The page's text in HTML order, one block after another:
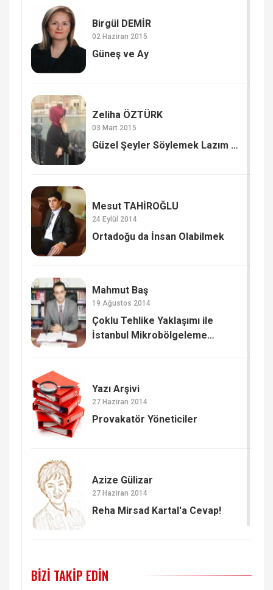
Birgül DEMİR
02 Haziran 2015
Güneş ve Ay
Zeliha ÖZTÜRK
03 Mart 2015
Güzel Şeyler Söylemek Lazım …
Mesut TAHİROĞLU
24 Eylül 2014
Ortadoğu da İnsan Olabilmek
Mahmut Baş
19 Ağustos 2014
Çoklu Tehlike Yaklaşımı ile
İstanbul Mikrobölgeleme
Yazı Arşivi
27 Haziran 2014
Provakatör Yöneticiler
Azize Gülizar
27 Haziran 2014
Reha Mirsad Kartal'a Cevap!
BIZI TAKIP EDIN